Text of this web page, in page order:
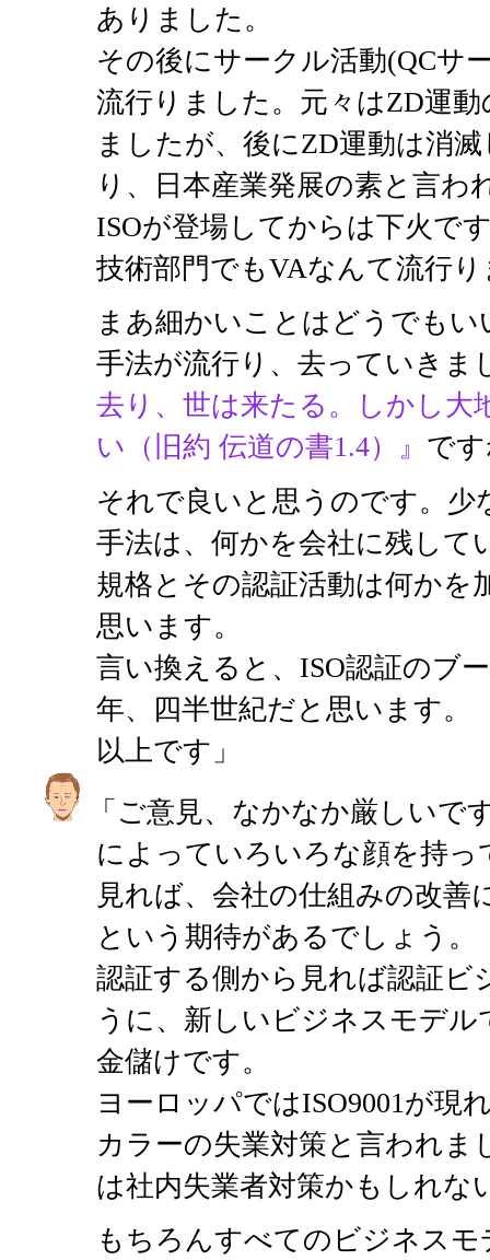
ありました。
その後にサークル活動(QCサ
流行りました。元々はZD運
ましたが、後にZD運動は消
り、日本産業発展の素と言わ
ISOが登場してからは下火で
技術部門でもVAなんて流行
まあ細かいことはどうでも
手法が流行り、去っていきま
去り、世は来たる。しかし大
い（旧約 伝道の書1.4）』 で
それで良いと思うのです。少
手法は、何かを会社に残して
規格とその認証活動は何かを
思います。
言い換えると、ISO認証のブ
年、四半世紀だと思います。
以上です」
「ご意見、なかなか厳しいで
によっていろいろな顔を持っ
見れば、会社の仕組みの改善
という期待があるでしょう。
認証する側から見れば認証ビ
うに、新しいビジネスモデル
金儲けです。
ヨーロッパではISO9001が現
カラーの失業対策と言われま
は社内失業者対策かもしれな
もちろんすべてのビジネス